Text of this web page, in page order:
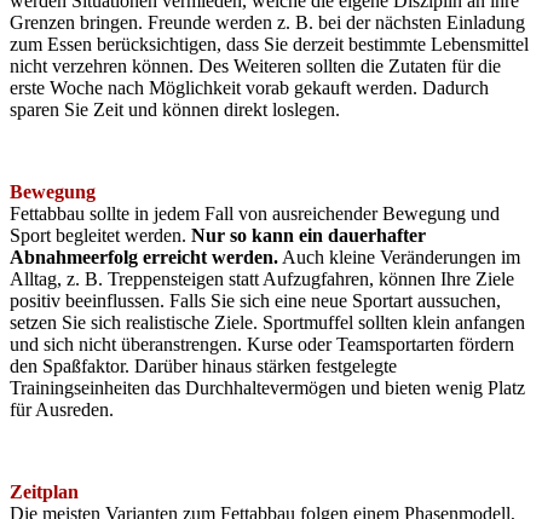
Grenzen bringen. Freunde werden z. B. bei der nächsten Einladung
zum Essen berücksichtigen, dass Sie derzeit bestimmte Lebensmittel
nicht verzehren können. Des Weiteren sollten die Zutaten für die
erste Woche nach Möglichkeit vorab gekauft werden. Dadurch
sparen Sie Zeit und können direkt loslegen.
Bewegung
Fettabbau sollte in jedem Fall von ausreichender Bewegung und
Sport begleitet werden. Nur so kann ein dauerhafter
Abnahmeerfolg erreicht werden. Auch kleine Veränderungen im
Alltag, z. B. Treppensteigen statt Aufzugfahren, können Ihre Ziele
positiv beeinflussen. Falls Sie sich eine neue Sportart aussuchen,
setzen Sie sich realistische Ziele. Sportmuffel sollten klein anfangen
und sich nicht überanstrengen. Kurse oder Teamsportarten fördern
den Spaßfaktor. Darüber hinaus stärken festgelegte
Trainingseinheiten das Durchhaltevermögen und bieten wenig Platz
für Ausreden.
Zeitplan
Die meisten Varianten zum Fettabbau folgen einem Phasenmodell,